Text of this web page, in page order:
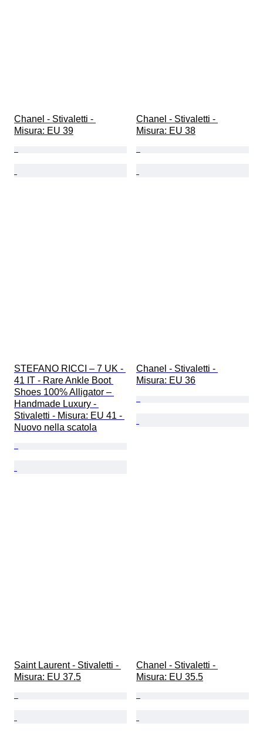
Chanel - Stivaletti -
Misura: EU 39
Chanel - Stivaletti -
Misura: EU 38
STEFANO RICCI – 7 UK -
41 IT - Rare Ankle Boot
Shoes 100% Alligator –
Handmade Luxury -
Stivaletti - Misura: EU 41 -
Nuovo nella scatola
Chanel - Stivaletti -
Misura: EU 36
Saint Laurent - Stivaletti -
Misura: EU 37.5
Chanel - Stivaletti -
Misura: EU 35.5